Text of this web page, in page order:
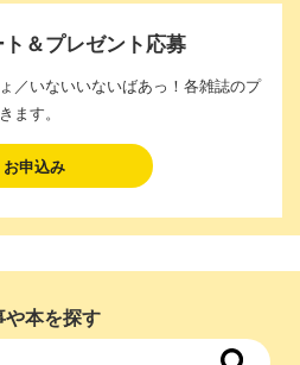
＆プレゼント応募
／いないいないばあっ！各雑誌のプ
ます。
お申込み
や本を探す